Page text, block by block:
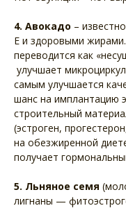
4. Авокадо –
Е и здоровыми
переводится как
улучшает
самым улучшается
шанс на имплантацию
строительный
(эстроген,
на обезжиренной
получает
5. Льняное семя
лигнаны —